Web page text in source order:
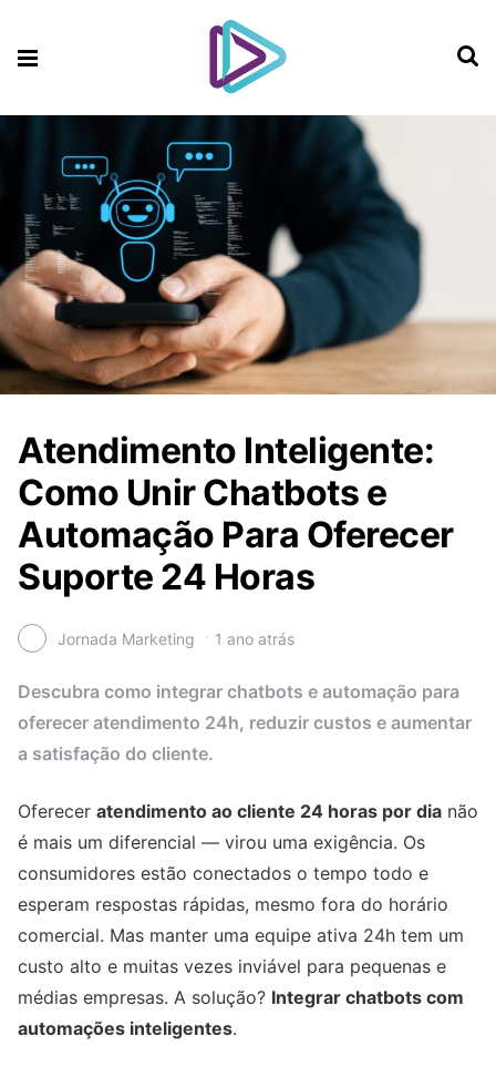
Atendimento Inteligente:
Como Unir Chatbots e
Automação Para Oferecer
Suporte 24 Horas
Jornada Marketing 1 ano atrás
Descubra como integrar chatbots e automação para
oferecer atendimento 24h, reduzir custos e aumentar
a satisfação do cliente.
Oferecer atendimento ao cliente 24 horas por dia não
é mais um diferencial — virou uma exigência. Os
consumidores estão conectados o tempo todo e
esperam respostas rápidas, mesmo fora do horário
comercial. Mas manter uma equipe ativa 24h tem um
custo alto e muitas vezes inviável para pequenas e
médias empresas. A solução? Integrar chatbots com
automações inteligentes.